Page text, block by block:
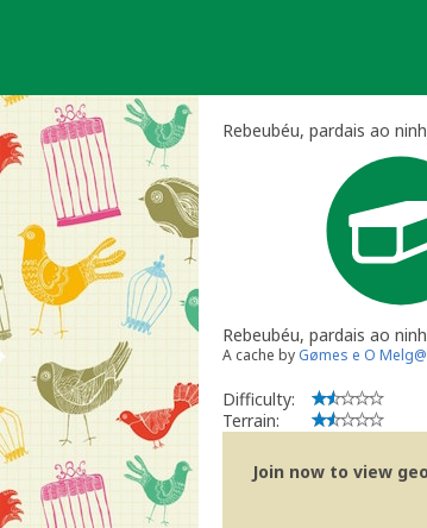
Rebeubéu, pardais ao
Rebeubéu, pardais ao
A cache by Gømes e O Melg@
Difficulty:
Terrain:
Join now to view